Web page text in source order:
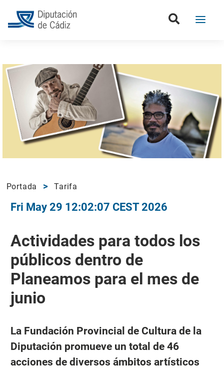
Portada Tarifa
Fri May 29 12:02:07 CEST 2026
Actividades para todos los
públicos dentro de
Planeamos para el mes de
junio
La Fundación Provincial de Cultura de la
Diputación promueve un total de 46
acciones de diversos ámbitos artísticos